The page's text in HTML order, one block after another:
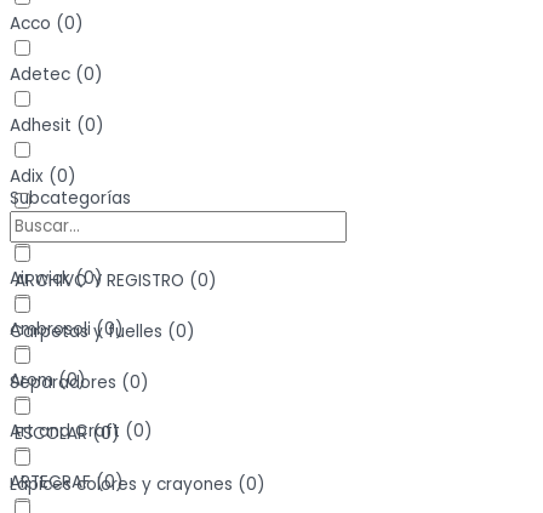
Acco (0)
Adetec (0)
Adhesit (0)
Adix (0)
Agorex (
Air wick (0)
Ambrosoli (0)
Arom (0)
Art and Craft (0)
ARTECRAF (0)
Subcategorías
ARCHIVO Y REGISTRO (0)
Carpetas y fuelles (0)
Separadores (0)
ESCOLAR (0)
Lápices colores y crayones (0)